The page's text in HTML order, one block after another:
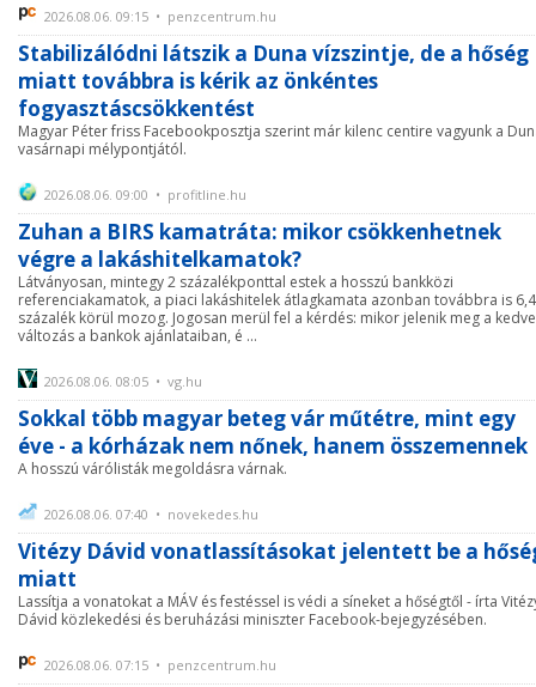
2026.08.06. 09:15 • penzcentrum.hu
Stabilizálódni látszik a Duna vízszintje, de a hőség
miatt továbbra is kérik az önkéntes
fogyasztáscsökkentést
Magyar Péter friss Facebookposztja szerint már kilenc centire vagyunk a
vasárnapi mélypontjától.
2026.08.06. 09:00 • profitline.hu
Zuhan a BIRS kamatráta: mikor csökkenhetnek
végre a lakáshitelkamatok?
Látványosan, mintegy 2 százalékponttal estek a hosszú bankközi
referenciakamatok, a piaci lakáshitelek átlagkamata azonban továbbra is 6,4
százalék körül mozog. Jogosan merül fel a kérdés: mikor jelenik meg a
változás a bankok ajánlataiban, é ...
2026.08.06. 08:05 • vg.hu
Sokkal több magyar beteg vár műtétre, mint egy
éve - a kórházak nem nőnek, hanem összemennek
A hosszú várólisták megoldásra várnak.
2026.08.06. 07:40 • novekedes.hu
Vitézy Dávid vonatlassításokat jelentett be a
miatt
Lassítja a vonatokat a MÁV és festéssel is védi a síneket a hőségtől - írta
Dávid közlekedési és beruházási miniszter Facebook-bejegyzésében.
2026.08.06. 07:15 • penzcentrum.hu